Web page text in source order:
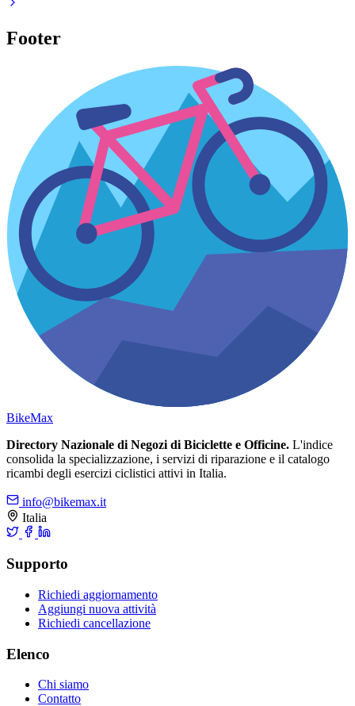
Footer
BikeMax
Directory Nazionale di Negozi di Biciclette e Officine. L'indice
consolida la specializzazione, i servizi di riparazione e il catalogo
ricambi degli esercizi ciclistici attivi in Italia.
info@bikemax.it
Italia
Supporto
Richiedi aggiornamento
Aggiungi nuova attività
Richiedi cancellazione
Elenco
Chi siamo
Contatto